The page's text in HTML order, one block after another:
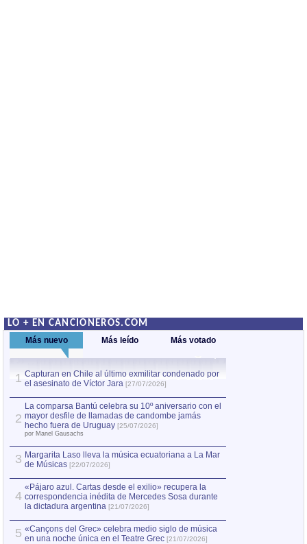
LO + EN CANCIONEROS.COM
Más nuevo Más leído Más votado
1 Capturan en Chile al último exmilitar condenado por
el asesinato de Víctor Jara [27/07/2026]
2
La comparsa Bantú celebra su 10º aniversario con el
mayor desfile de llamadas de candombe jamás
hecho fuera de Uruguay [25/07/2026]
por Manel Gausachs
3 Margarita Laso lleva la música ecuatoriana a La Mar
de Músicas [22/07/2026]
4
«Pájaro azul. Cartas desde el exilio» recupera la
correspondencia inédita de Mercedes Sosa durante
la dictadura argentina [21/07/2026]
5 «Cançons del Grec» celebra medio siglo de música
en una noche única en el Teatre Grec [21/07/2026]